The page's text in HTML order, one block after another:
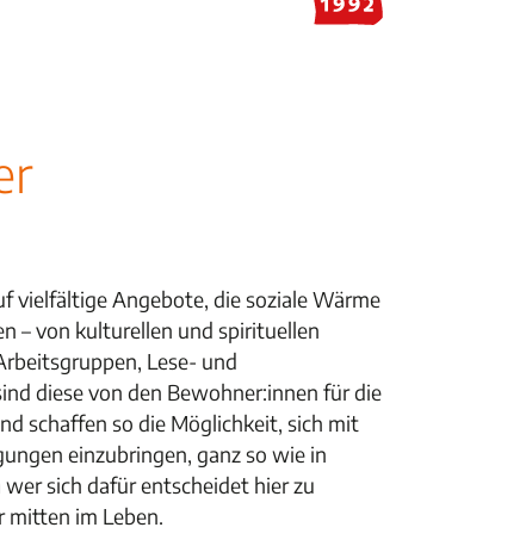
vielfältige Angebote, die soziale Wärme
– von kulturellen und spirituellen
Lese- und
diese von den Bewohner:innen für die
schaffen so die Möglichkeit, sich mit
einzubringen, ganz so wie in
sich dafür entscheidet hier zu
im Leben.